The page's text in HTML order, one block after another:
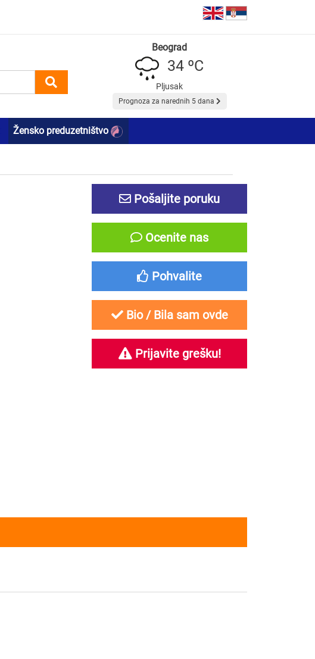
Beograd
34 ºC
Pljusak
Prognoza za narednih 5 dana
Žensko preduzetništvo
Pošaljite poruku
Ocenite nas
Pohvalite
Bio / Bila sam ovde
Prijavite grešku!